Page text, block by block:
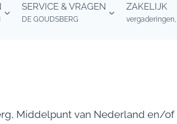
SERVICE & VRAGEN
DE GOUDSBERG
ZAKELIJK
Middelpunt van Nederland en/